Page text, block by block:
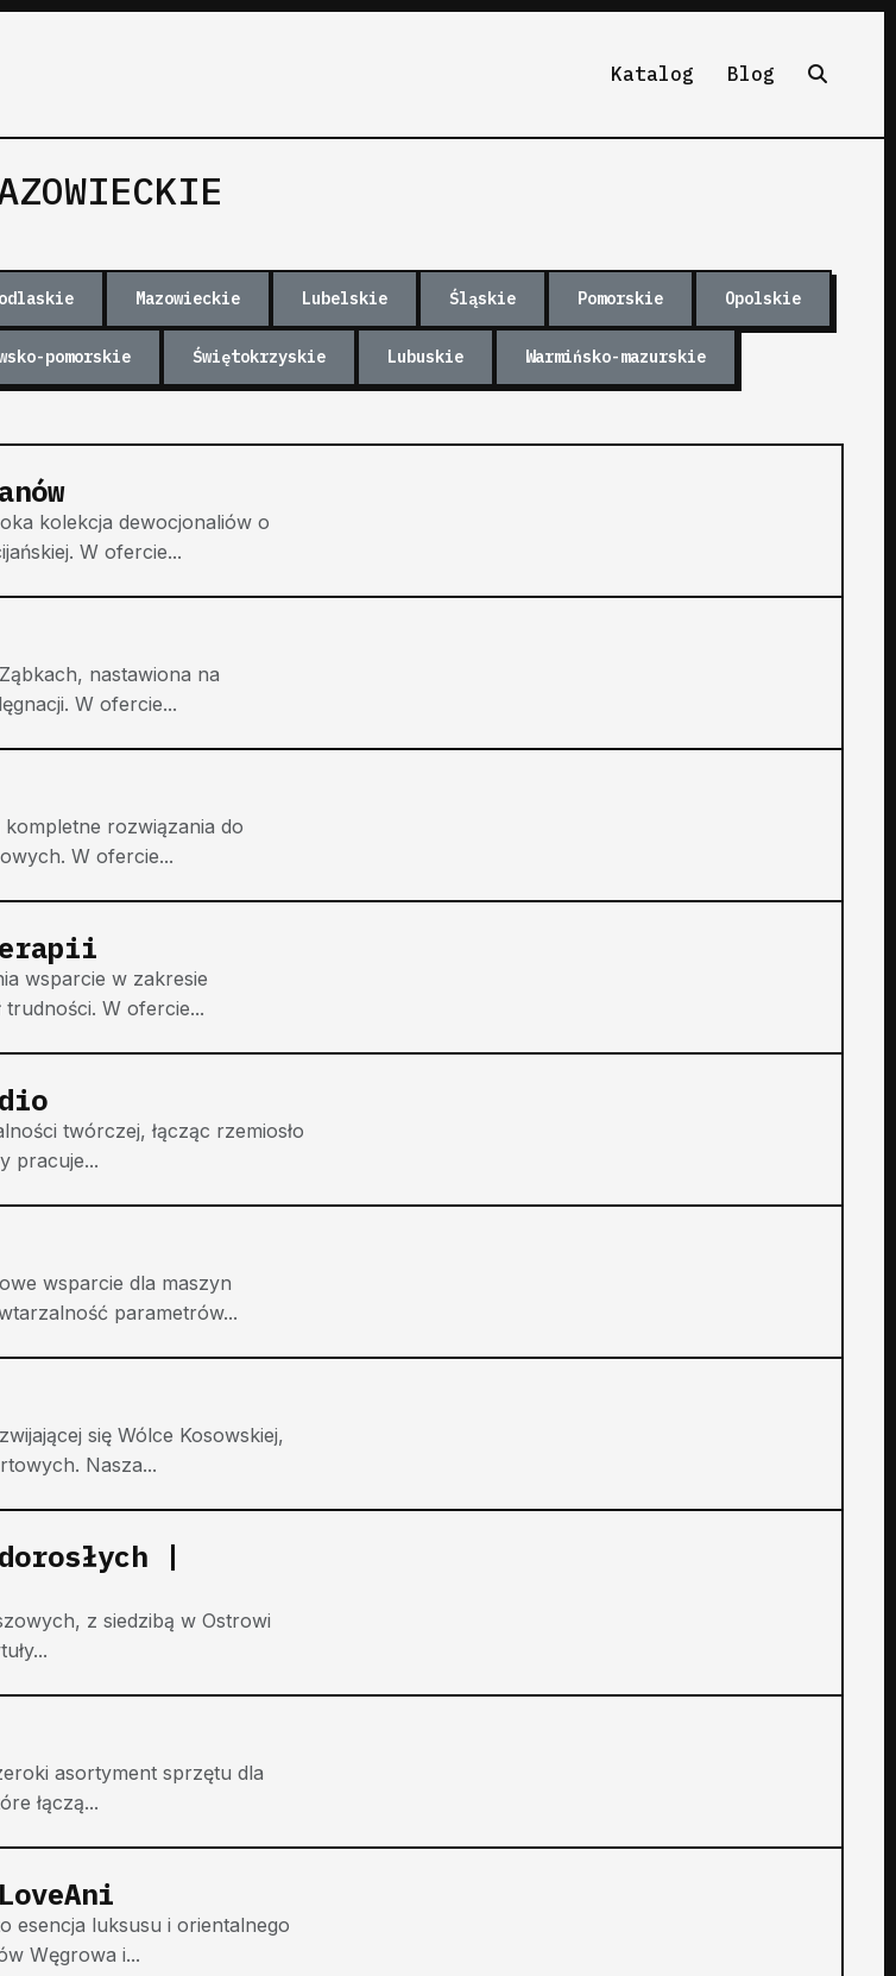
Katalog Blog
Mazowieckie Lubelskie Śląskie Pomorskie Opolskie
pomorskie Świętokrzyskie Lubuskie Warmińsko-mazurskie
kolekcja dewocjonaliów o
W ofercie...
nastawiona na
W ofercie...
rozwiązania do
W ofercie...
wsparcie w zakresie
W ofercie...
twórczej, łącząc rzemiosło
pracuje...
wsparcie dla maszyn
parametrów...
się Wólce Kosowskiej,
Nasza...
|
z siedzibą w Ostrowi
asortyment sprzętu dla
łączą...
esencja luksusu i orientalnego
Węgrowa i...